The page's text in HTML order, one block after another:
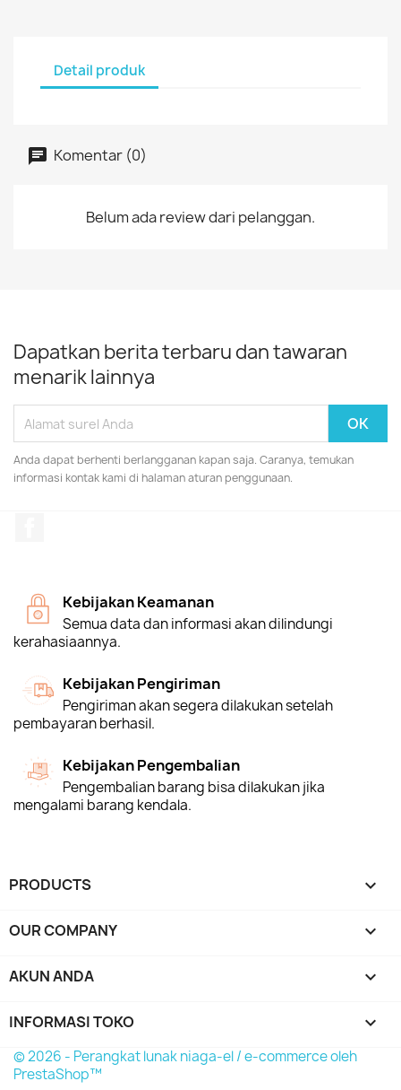
Detail produk
Komentar (0)
Belum ada review dari pelanggan.
Dapatkan berita terbaru dan tawaran
menarik lainnya
Anda dapat berhenti berlangganan kapan saja. Caranya, temukan
informasi kontak kami di halaman aturan penggunaan.
Kebijakan Keamanan
Semua data dan informasi akan dilindungi
kerahasiaannya.
Kebijakan Pengiriman
Pengiriman akan segera dilakukan setelah
pembayaran berhasil.
Kebijakan Pengembalian
Pengembalian barang bisa dilakukan jika
mengalami barang kendala.
PRODUCTS 
OUR COMPANY 
AKUN ANDA 
INFORMASI TOKO keyboard_arrow_down
© 2026 - Perangkat lunak niaga-el / e-commerce oleh
PrestaShop™